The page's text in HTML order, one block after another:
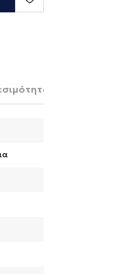
στο κατάστημα